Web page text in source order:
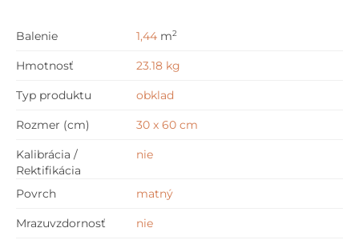
Balenie 1,44 m2
Hmotnosť 23.18 kg
Typ produktu obklad
Rozmer (cm) 30 x 60 cm
Kalibrácia /
Rektifikácia
nie
Povrch matný
Mrazuvzdornosť nie